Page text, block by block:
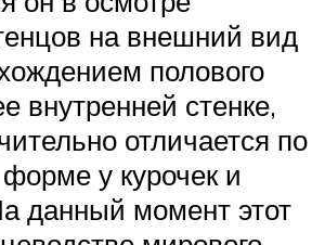
на внешний вид
полового
внутренней стенке,
отличается по
у курочек и
данный момент этот